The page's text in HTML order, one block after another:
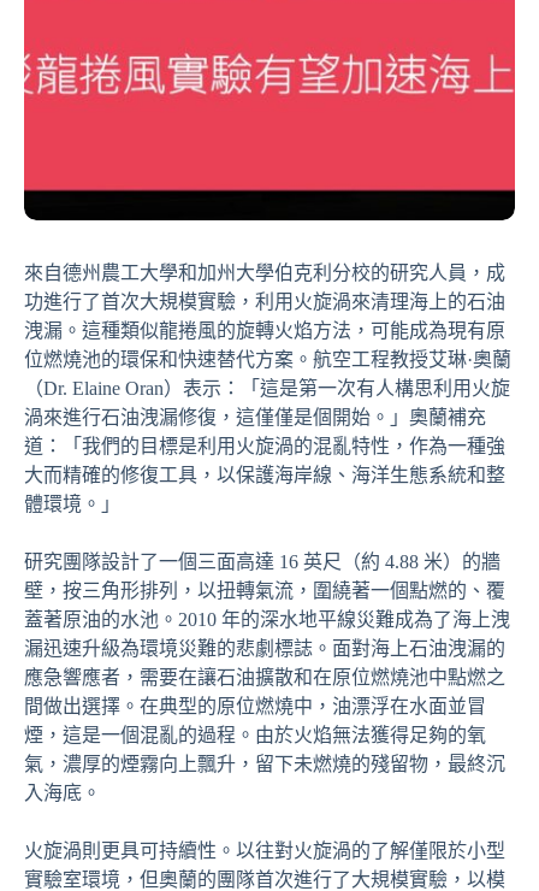
來自德州農工大學和加州大學伯克利分校的研究人員，成
功進行了首次大規模實驗，利用火旋渦來清理海上的石油
洩漏。這種類似龍捲風的旋轉火焰方法，可能成為現有原
位燃燒池的環保和快速替代方案。航空工程教授艾琳·奧蘭
（Dr. Elaine Oran）表示：「這是第一次有人構思利用火旋
渦來進行石油洩漏修復，這僅僅是個開始。」奧蘭補充
道：「我們的目標是利用火旋渦的混亂特性，作為一種強
大而精確的修復工具，以保護海岸線、海洋生態系統和整
體環境。」
研究團隊設計了一個三面高達 16 英尺（約 4.88 米）的牆
壁，按三角形排列，以扭轉氣流，圍繞著一個點燃的、覆
蓋著原油的水池。2010 年的深水地平線災難成為了海上洩
漏迅速升級為環境災難的悲劇標誌。面對海上石油洩漏的
應急響應者，需要在讓石油擴散和在原位燃燒池中點燃之
間做出選擇。在典型的原位燃燒中，油漂浮在水面並冒
煙，這是一個混亂的過程。由於火焰無法獲得足夠的氧
氣，濃厚的煙霧向上飄升，留下未燃燒的殘留物，最終沉
入海底。
火旋渦則更具可持續性。以往對火旋渦的了解僅限於小型
實驗室環境，但奧蘭的團隊首次進行了大規模實驗，以模